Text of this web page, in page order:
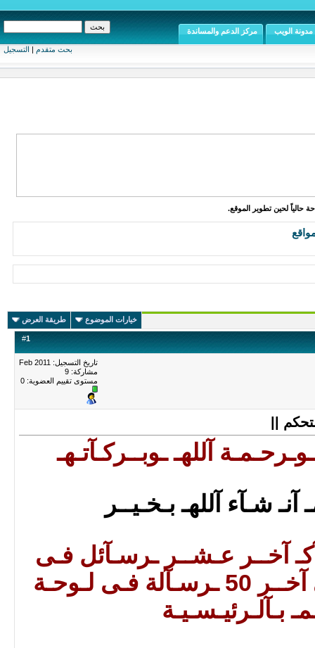
بحث متقدم | التسجيل
مدونة الويب مركز الدعم والمساندة
حالياً لحين تطوير الموقع.
خيارات الموضوع طريقة العرض
#1
تاريخ التسجيل: Feb 2011
مشاركة: 9
مستوى تقييم العضوية: 0
آللهـ ـوبــركـآتـهـ
آنـ شـآء آللهـ بـخـيــر
آخــر عـشــر ـرسـآئل فـى
لـوحـة آلتـحـكـمـ آلى آخــر 50 ـرسـآلة فـى لـوحـة
بـآلـرئيـسـيـة